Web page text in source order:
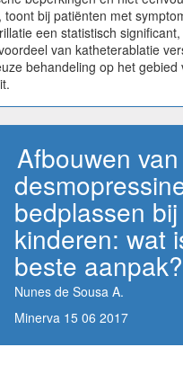
toont bij patiënten met
een statistisch
van katheterablatie
behandeling op het gebied
Afbouwen van
bedplassen bij
kinderen: wat
beste aanpak?
Nunes de Sousa A.
Minerva 15 06 2017